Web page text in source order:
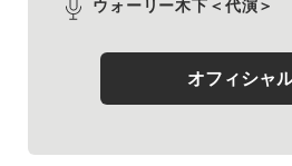
ウォーリー木下＜代演＞
オフィシャ